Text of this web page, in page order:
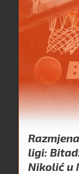
ligi:
Nikolić u